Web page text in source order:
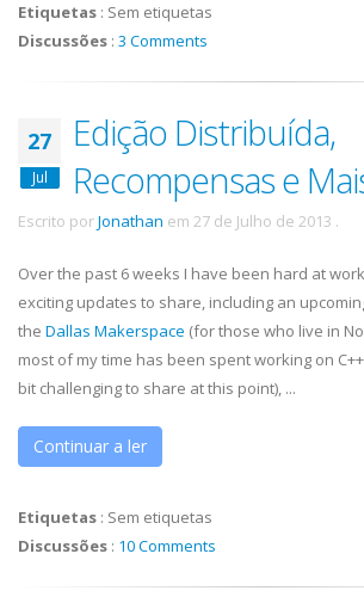
Etiquetas : Sem etiquetas
Discussões : 3 Comments
27
Jul
Edição Distribuída,
Recompensas e
Escrito porJonathan em 27 de Julho de 2013 .
Over the past 6 weeks I have been hard at
exciting updates to share, including an
the Dallas Makerspace (for those who live in
most of my time has been spent working on
bit challenging to share at this point), ...
Continuar a ler
Etiquetas : Sem etiquetas
Discussões : 10 Comments